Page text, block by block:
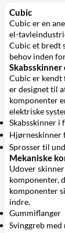
Cubic
Cubic er en
el-
Cubic et bredt
behov inden
Cubic er kendt
er designet til
komponenter
elektriske
Skabsskinner i
Hjørneskinner
Sprosser til
Mekaniske
Udover
komponenter,
komponenter
indre.
Gummiflanger
Svinggreb med